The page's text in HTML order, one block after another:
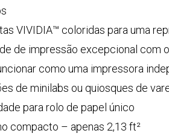
VIVIDIA™ coloridas para uma
de impressão excepcional com
como uma impressora
de minilabs ou quiosques de
para rolo de papel único
compacto – apenas 2,13 ft²